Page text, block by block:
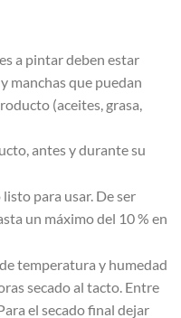
a pintar deben estar
manchas que puedan
(aceites, grasa,
antes y durante su
para usar. De ser
un máximo del 10 % en
temperatura y humedad
secado al tacto. Entre
el secado final dejar